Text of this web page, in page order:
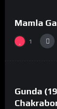
#15
Mamla
1
#2
Gunda